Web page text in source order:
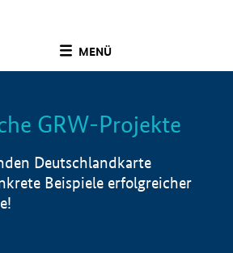
MENÜ
Info
GRW-Projekte
Deutschlandkarte
Beispiele erfolgreicher